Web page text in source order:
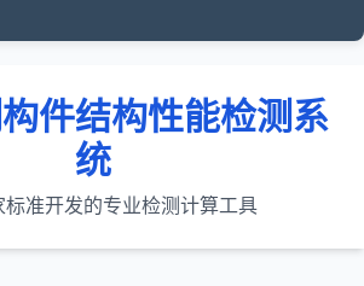
件结构性能检测系
统
标准开发的专业检测计算工具